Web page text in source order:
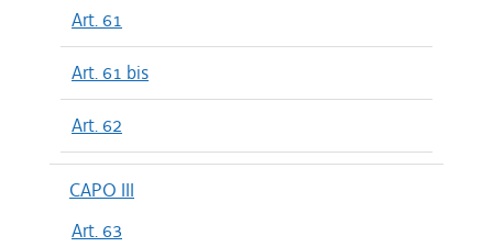
Art. 61
Art. 61 bis
Art. 62
CAPO III
Art. 63